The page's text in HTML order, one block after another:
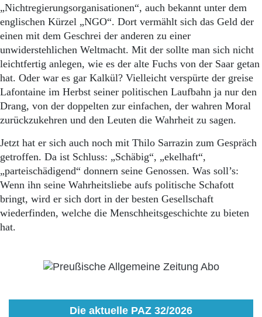
„Nichtregierungsorganisationen“, auch bekannt unter dem
englischen Kürzel „NGO“. Dort vermählt sich das Geld der
einen mit dem Geschrei der anderen zu einer
unwiderstehlichen Weltmacht. Mit der sollte man sich nicht
leichtfertig anlegen, wie es der alte Fuchs von der Saar getan
hat. Oder war es gar Kalkül? Vielleicht verspürte der greise
Lafontaine im Herbst seiner politischen Laufbahn ja nur den
Drang, von der doppelten zur einfachen, der wahren Moral
zurückzukehren und den Leuten die Wahrheit zu sagen.
Jetzt hat er sich auch noch mit Thilo Sarrazin zum Gespräch
getroffen. Da ist Schluss: „Schäbig“, „ekelhaft“,
„parteischädigend“ donnern seine Genossen. Was soll’s:
Wenn ihn seine Wahrheitsliebe aufs politische Schafott
bringt, wird er sich dort in der besten Gesellschaft
wiederfinden, welche die Menschheitsgeschichte zu bieten
hat.
Die aktuelle PAZ 32/2026